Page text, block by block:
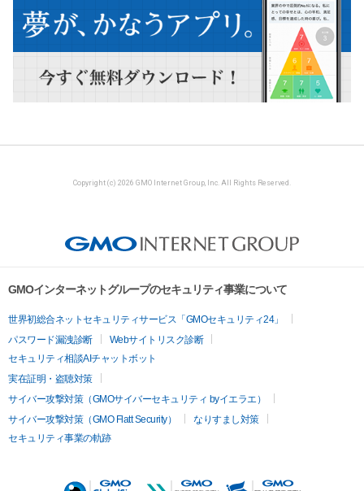
Copyright (c) 2026 GMO Internet Group, Inc. All Rights Reserved.
GMOインターネットグループのセキュリティ事業について
世界初総合ネットセキュリティサービス「GMOセキュリティ24」
パスワード漏洩診断
Webサイトリスク診断
セキュリティ相談AIチャットボット
実在証明・盗聴対策
サイバー攻撃対策（GMOサイバーセキュリティ byイエラエ）
サイバー攻撃対策（GMO Flatt Security）
なりすまし対策
セキュリティ事業の軌跡